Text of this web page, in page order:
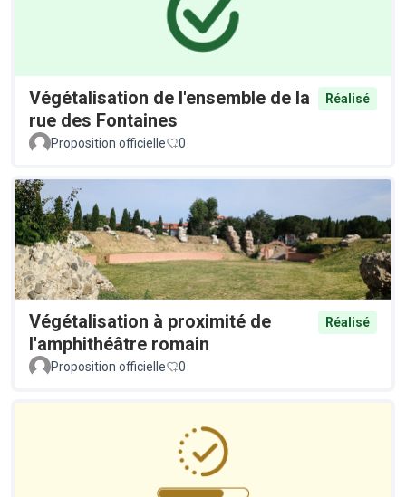
Végétalisation de l'ensemble de la
rue des Fontaines
Réalisé
Proposition officielle 0
Végétalisation à proximité de
l'amphithéâtre romain
Réalisé
Proposition officielle 0